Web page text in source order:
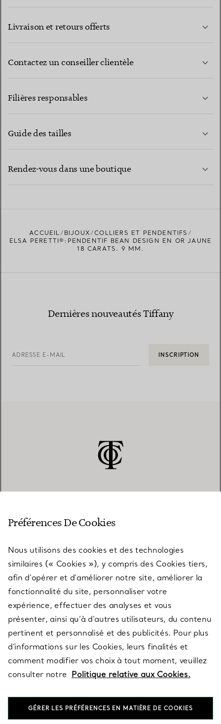
Livraison et retours offerts
Contactez un conseiller clientèle
Filières responsables
Guide des tailles
Rendez-vous dans une boutique
TROUVEZ LA BOUTIQUE LA PLUS PROCHE
ACCUEIL BIJOUX
COLLIERS ET PENDENTIFS
ELSA PERETTI®:PENDENTIF BEAN DESIGN EN OR JAUNE
18 CARATS. 9 MM.
Dernières nouveautés Tiffany
ADRESSE E-MAIL INSCRIPTION
SERVICES
À PROPOS
QUESTIONS LÉGALES
SUIVEZ-NOUS
Préférences De Cookies
Nous utilisons des cookies et des technologies
similaires (« Cookies »), y compris des Cookies tiers,
afin d’opérer et d’améliorer notre site, améliorer la
fonctionnalité du site, personnaliser votre
expérience, effectuer des analyses et vous
présenter, ainsi qu’à d’autres utilisateurs, du contenu
pertinent et personnalisé et des publicités. Pour plus
d’informations sur les Cookies, leurs finalités et
comment modifier vos choix à tout moment, veuillez
consulter notre Politique relative aux Cookies.
GÉRER LES PRÉFÉRENCES EN MATIÈRE DE COOKIES